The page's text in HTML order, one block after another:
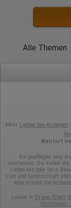
Alle Themen
Mehr Ladies Sex-Anzeigen
Wentorf
Ein gepflegtes sexy
erscheinen. Da haben die
Liebesakt, oder beim
Lust und Leidenschaft
man schnell die
Ladies in Drage (Elbe),
(Nordheide),